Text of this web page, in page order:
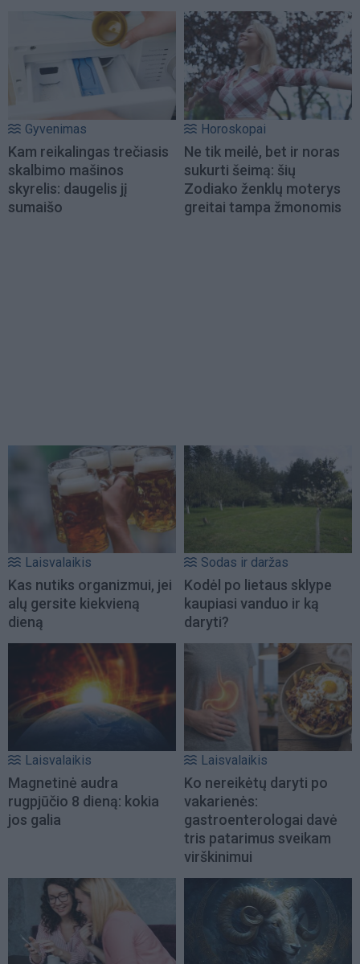
Gyvenimas
Kam reikalingas trečiasis
skalbimo mašinos
skyrelis: daugelis jį
sumaišo
Horoskopai
Ne tik meilė, bet ir noras
sukurti šeimą: šių
Zodiako ženklų moterys
greitai tampa žmonomis
Laisvalaikis
Kas nutiks organizmui, jei
alų gersite kiekvieną
dieną
Sodas ir daržas
Kodėl po lietaus sklype
kaupiasi vanduo ir ką
daryti?
Laisvalaikis
Magnetinė audra
rugpjūčio 8 dieną: kokia
jos galia
Laisvalaikis
Ko nereikėtų daryti po
vakarienės:
gastroenterologai davė
tris patarimus sveikam
virškinimui